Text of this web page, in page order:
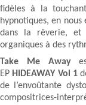
fidèles à la
hypnotiques, en
dans la rêverie, et
organiques à des
Take Me Away
EP HIDEAWAY Vol 1
de l’envoûtante
compositrices-